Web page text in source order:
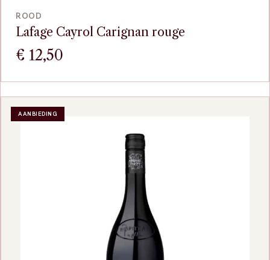
ROOD
Lafage Cayrol Carignan rouge
€ 12,50
AANBIEDING